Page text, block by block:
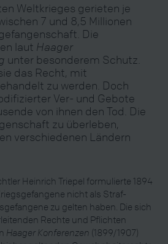
Weltkrieges gerieten je
7 und 8,5 Millionen
Die
laut Haager
unter besonderem Schutz.
das Recht, mit
zu werden. Doch
Ver- und Gebote
von ihnen den Tod. Die
zu überleben,
verschiedenen Ländern
Heinrich Triepel formulierte 1894
nicht als Straf-
zu gelten haben. Die sich
Rechte und Pflichten
Haager Konferenzen (1899/1907)